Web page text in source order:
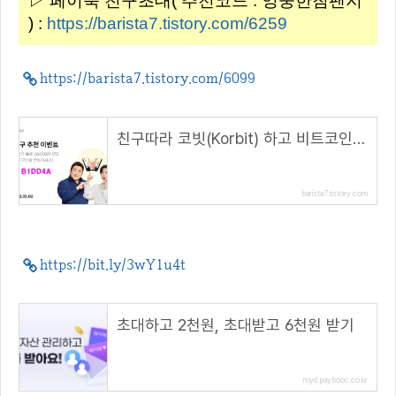
) : https://barista7.tistory.com/6259
https://barista7.tistory.com/6099
친구따라 코빗(Korbit) 하고 비트코인 받자!(5.2~)( 추천 코드 : B1DD4A )
barista7.tistory.com
https://bit.ly/3wY1u4t
초대하고 2천원, 초대받고 6천원 받기
myd.paybooc.co.kr